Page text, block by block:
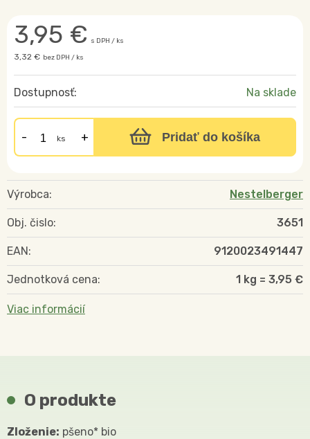
3,95 € s DPH / ks
3,32 € bez DPH / ks
Dostupnosť: Na sklade
ks Pridať do košíka
Výrobca: Nestelberger
Obj. čislo: 3651
EAN: 9120023491447
Jednotková cena: 1 kg = 3,95 €
Viac informácií
O produkte
Zloženie: pšeno* bio